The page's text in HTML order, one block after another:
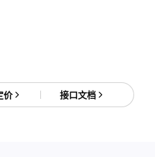
价 接口文档